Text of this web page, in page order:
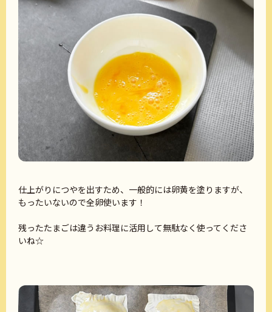
仕上がりにつやを出すため、一般的には卵黄を塗りますが、
もったいないので全卵使います！
残ったたまごは違うお料理に活用して無駄なく使ってくださ
いね☆